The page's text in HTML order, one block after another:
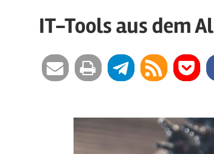
IT-Tools aus dem